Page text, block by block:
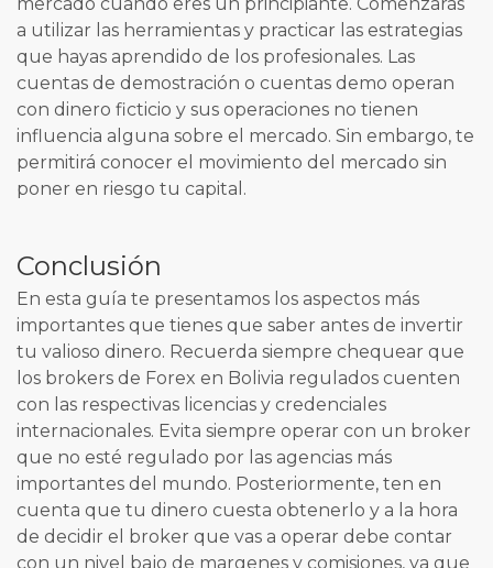
a utilizar las herramientas y practicar las estrategias
que hayas aprendido de los profesionales. Las
cuentas de demostración o cuentas demo operan
con dinero ficticio y sus operaciones no tienen
influencia alguna sobre el mercado. Sin embargo, te
permitirá conocer el movimiento del mercado sin
poner en riesgo tu capital.
Conclusión
En esta guía te presentamos los aspectos más
importantes que tienes que saber antes de invertir
tu valioso dinero. Recuerda siempre chequear que
los brokers de Forex en Bolivia regulados cuenten
con las respectivas licencias y credenciales
internacionales. Evita siempre operar con un broker
que no esté regulado por las agencias más
importantes del mundo. Posteriormente, ten en
cuenta que tu dinero cuesta obtenerlo y a la hora
de decidir el broker que vas a operar debe contar
con un nivel bajo de margenes y comisiones, ya que